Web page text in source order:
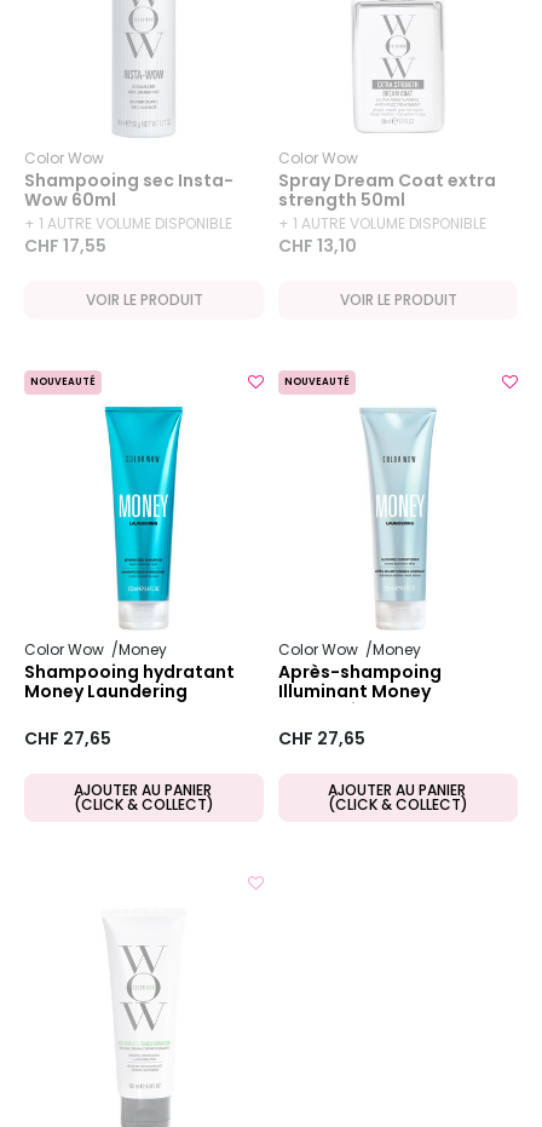
Color Wow
Shampooing sec Insta-
Wow 60ml
+ 1 AUTRE VOLUME DISPONIBLE
CHF 17,55
VOIR LE PRODUIT
Color Wow
Spray Dream Coat extra
strength 50ml
+ 1 AUTRE VOLUME DISPONIBLE
CHF 13,10
VOIR LE PRODUIT
NOUVEAUTÉ
Color Wow Money
Shampooing hydratant
Money Laundering
CHF 27,65
AJOUTER AU PANIER
(CLICK & COLLECT)
NOUVEAUTÉ
Color Wow Money
Après-shampoing
Illuminant Money
Laundering
CHF 27,65
AJOUTER AU PANIER
(CLICK & COLLECT)